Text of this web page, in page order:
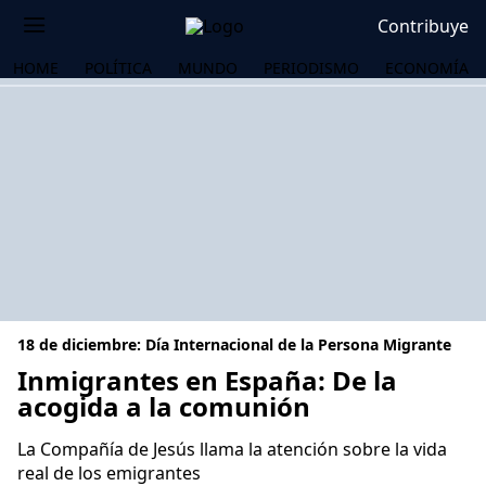
Contribuye
HOME POLÍTICA MUNDO PERIODISMO ECONOMÍA
18 de diciembre: Día Internacional de la Persona Migrante
Inmigrantes en España: De la
acogida a la comunión
La Compañía de Jesús llama la atención sobre la vida
real de los emigrantes